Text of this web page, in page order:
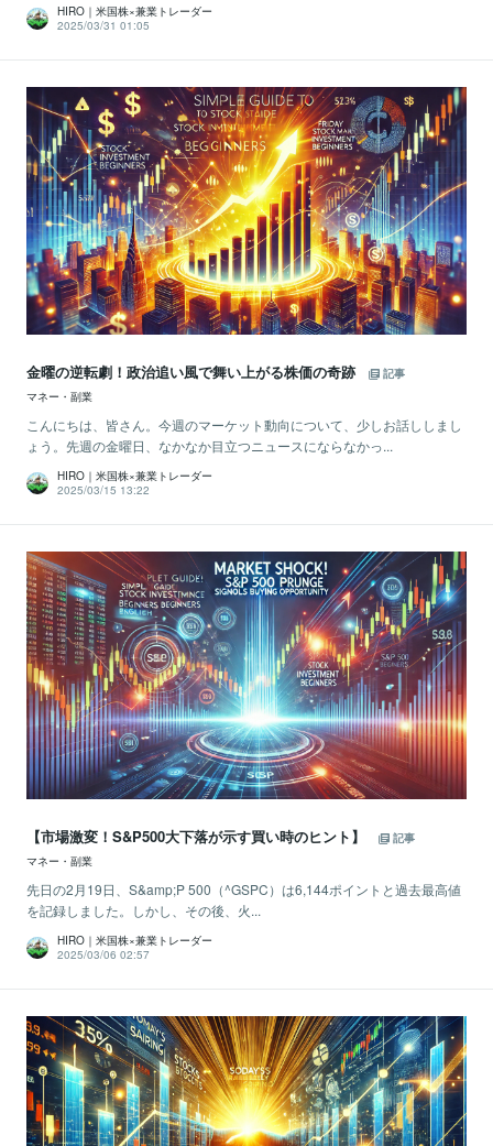
HIRO｜米国株×兼業トレーダー
2025/03/31 01:05
金曜の逆転劇！政治追い風で舞い上がる株価の奇跡
記事
マネー・副業
こんにちは、皆さん。今週のマーケット動向について、少しお話ししまし
ょう。先週の金曜日、なかなか目立つニュースにならなかっ...
HIRO｜米国株×兼業トレーダー
2025/03/15 13:22
【市場激変！S&P500大下落が示す買い時のヒント】
記事
マネー・副業
先日の2月19日、S&amp;P 500（^GSPC）は6,144ポイントと過去最高値
を記録しました。しかし、その後、火...
HIRO｜米国株×兼業トレーダー
2025/03/06 02:57